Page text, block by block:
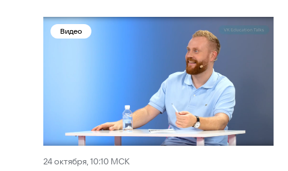
Видео
24 октября, 10:10 МСК